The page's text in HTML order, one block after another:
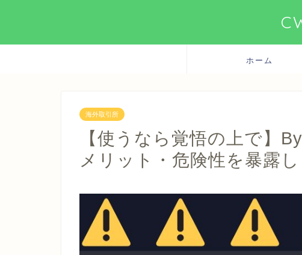
ホーム
海外取引所
【使うなら覚悟の上で】
メリット・危険性を暴露